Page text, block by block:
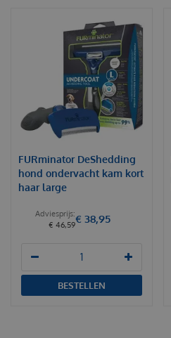
FURminator DeShedding
hond ondervacht kam kort
haar large
€ 46,59€ 38,95
BESTELLEN